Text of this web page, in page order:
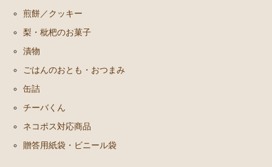
煎餅／クッキー
梨・枇杷のお菓子
漬物
ごはんのおとも・おつまみ
缶詰
チーバくん
ネコポス対応商品
贈答用紙袋・ビニール袋